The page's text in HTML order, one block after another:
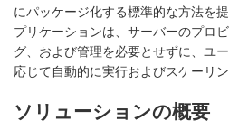
にパッケージ化する標準的な方法を提
プリケーションは、サーバーのプロ
グ、および管理を必要とせずに、ユ
応じて自動的に実行およびスケーリン
ソリューションの概要